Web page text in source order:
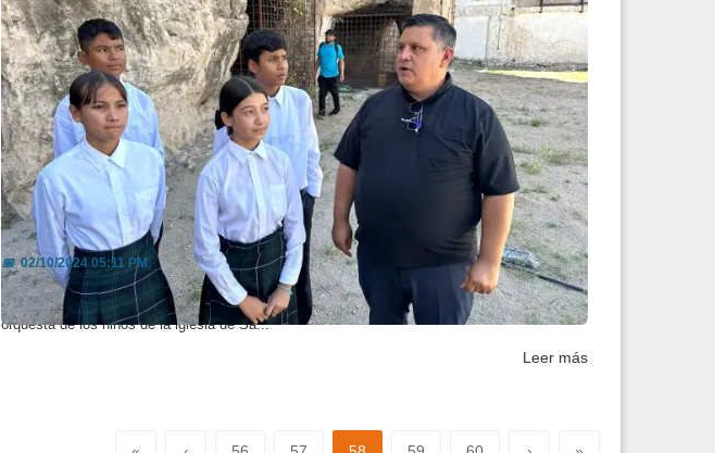
Realizarán concierto para poder viajar a...
📅02/10/2024 05:11 PM
Con la meta de tocar ante el papa Francisco, este 5 de octubre, el comité en apoyo de la
orquesta de los niños de la iglesia de Sa...
Leer más